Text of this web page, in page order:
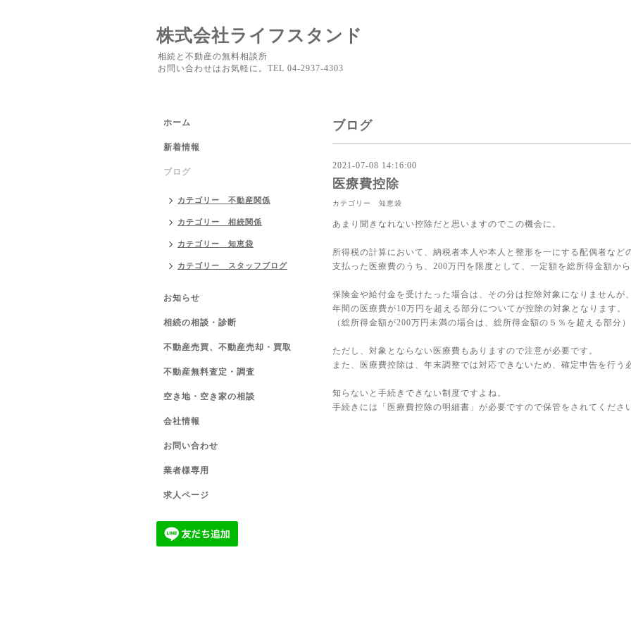
株式会社ライフスタンド
相続と不動産の無料相談所
お問い合わせはお気軽に。TEL 04-2937-4303
ブログ
2021-07-08 14:16:00
医療費控除
カテゴリー 知恵袋
あまり聞きなれない控除だと思いますのでこの機会に。
所得税の計算において、納税者本人や本人と整形を一にする配偶者など
支払った医療費のうち、200万円を限度として、一定額を総所得金額から
保険金や給付金を受けたった場合は、その分は控除対象になりませんが、
年間の医療費が10万円を超える部分についてが控除の対象となります。
（総所得金額が200万円未満の場合は、総所得金額の５％を超える部分）
ただし、対象とならない医療費もありますので注意が必要です。
また、医療費控除は、年末調整では対応できないため、確定申告を行う
知らないと手続きできない制度ですよね。
手続きには「医療費控除の明細書」が必要ですので保管をされてくださ
ホーム
新着情報
ブログ
カテゴリー 不動産関係
カテゴリー 相続関係
カテゴリー 知恵袋
カテゴリー スタッフブログ
お知らせ
相続の相談・診断
不動産売買、不動産売却・買取
不動産無料査定・調査
空き地・空き家の相談
会社情報
お問い合わせ
業者様専用
求人ページ